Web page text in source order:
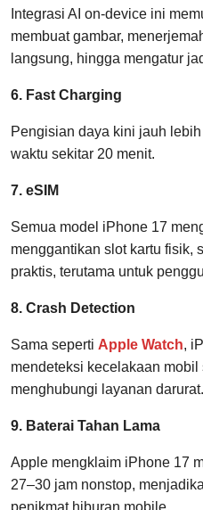
Integrasi AI on-device ini
membuat gambar,
langsung, hingga mengatur
6. Fast Charging
Pengisian daya kini jauh
waktu sekitar 20 menit.
7. eSIM
Semua model iPhone 17
menggantikan slot kartu fisik,
praktis, terutama untuk
8. Crash Detection
Sama seperti Apple Watch,
mendeteksi kecelakaan
menghubungi layanan darurat.
9. Baterai Tahan Lama
Apple mengklaim iPhone 17
27–30 jam nonstop,